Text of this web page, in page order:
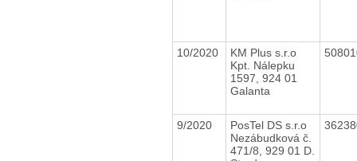
10/2020
KM Plus s.r.o
Kpt. Nálepku
1597, 924 01
Galanta
9/2020
PosTel DS s.r.o
Nezábudková č.
471/8, 929 01 D.